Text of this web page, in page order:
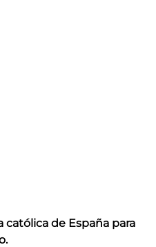
católica de España para